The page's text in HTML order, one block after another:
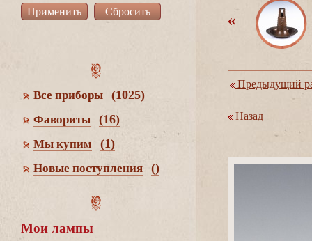
се приборы (1025)
Фавориты (16)
Мы купим (1)
Новые поступления ()
Мои лампы
Предыдущий
Назад